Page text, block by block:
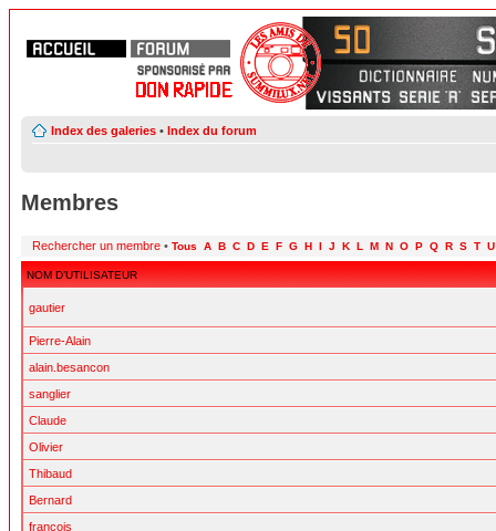
Index des galeries • Index du forum
Membres
Rechercher un membre • Tous A B C D E F G H I J K L M N O P Q R S T U
NOM D’UTILISATEUR
gautier
Pierre-Alain
alain.besancon
sanglier
Claude
Olivier
Thibaud
Bernard
francois